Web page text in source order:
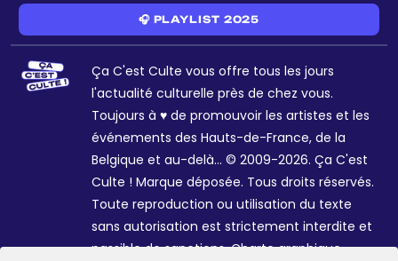
🎧 PLAYLIST 2025
Ça C'est Culte vous offre tous les jours
l'actualité culturelle près de chez vous.
Toujours à ♥ de promouvoir les artistes et les
événements des Hauts-de-France, de la
Belgique et au-delà... © 2009-2026. Ça C'est
Culte ! Marque déposée. Tous droits réservés.
Toute reproduction ou utilisation du texte
sans autorisation est strictement interdite et
passible de sanctions. Charte graphique